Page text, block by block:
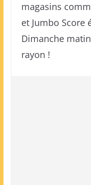
magasins
et Jumbo Score
Dimanche
rayon !